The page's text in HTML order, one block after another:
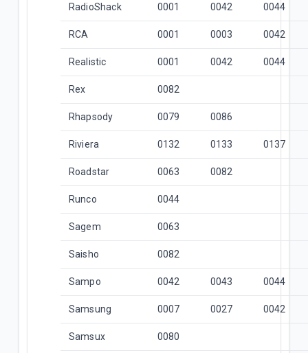
RadioShack 0001 0042 0044
RCA 0001 0003 0042
Realistic 0001 0042 0044
Rex 0082
Rhapsody 0079 0086
Riviera 0132 0133 0137
Roadstar 0063 0082
Runco 0044
Sagem 0063
Saisho 0082
Sampo 0042 0043 0044
Samsung 0007 0027 0042
Samsux 0080